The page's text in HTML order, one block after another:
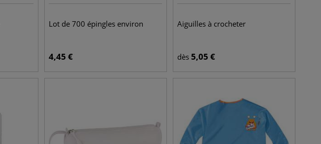
Lot de 700 épingles environ
4,45 €
Aiguilles à crocheter
dès 5,05 €